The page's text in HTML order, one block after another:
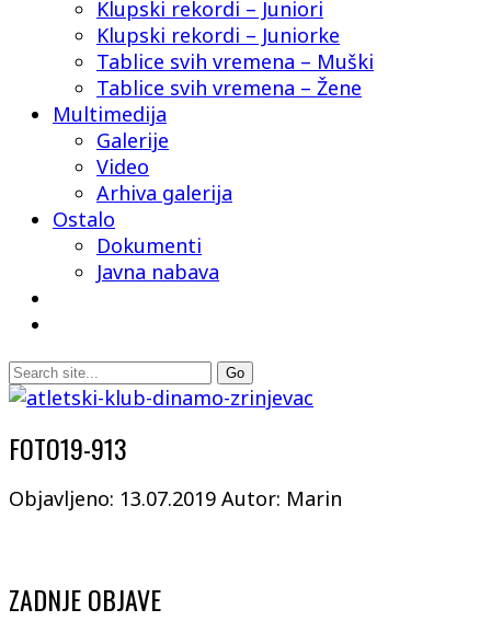
Klupski rekordi – Juniori
Klupski rekordi – Juniorke
Tablice svih vremena – Muški
Tablice svih vremena – Žene
Multimedija
Galerije
Video
Arhiva galerija
Ostalo
Dokumenti
Javna nabava
FOTO19-913
Objavljeno: 13.07.2019 Autor: Marin
ZADNJE OBJAVE